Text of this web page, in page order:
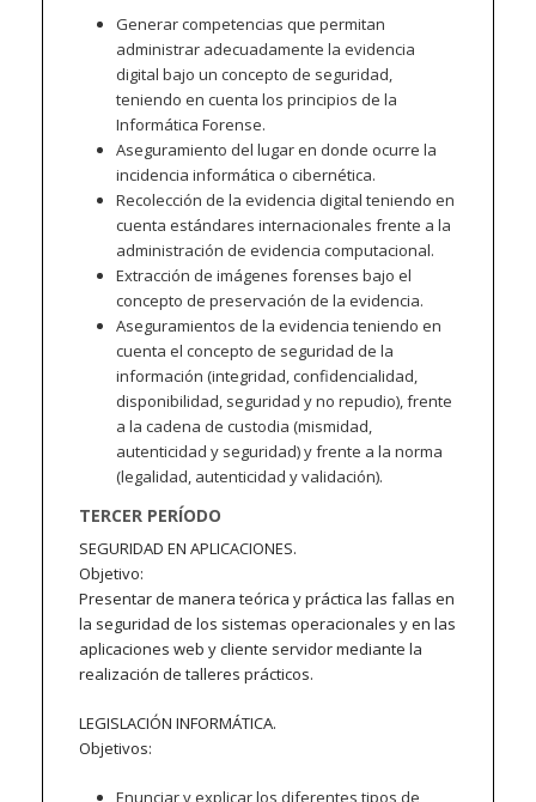
Generar competencias que permitan
administrar adecuadamente la evidencia
digital bajo un concepto de seguridad,
teniendo en cuenta los principios de la
Informática Forense.
Aseguramiento del lugar en donde ocurre la
incidencia informática o cibernética.
Recolección de la evidencia digital teniendo en
cuenta estándares internacionales frente a la
administración de evidencia computacional.
Extracción de imágenes forenses bajo el
concepto de preservación de la evidencia.
Aseguramientos de la evidencia teniendo en
cuenta el concepto de seguridad de la
información (integridad, confidencialidad,
disponibilidad, seguridad y no repudio), frente
a la cadena de custodia (mismidad,
autenticidad y seguridad) y frente a la norma
(legalidad, autenticidad y validación).
TERCER PERÍODO
SEGURIDAD EN APLICACIONES.
Objetivo:
Presentar de manera teórica y práctica las fallas en
la seguridad de los sistemas operacionales y en las
aplicaciones web y cliente servidor mediante la
realización de talleres prácticos.
LEGISLACIÓN INFORMÁTICA.
Objetivos:
Enunciar y explicar los diferentes tipos de